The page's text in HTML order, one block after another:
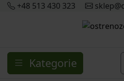
+48 513 430 323
Kategorie